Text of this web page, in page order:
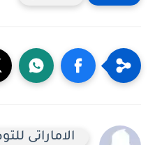
الاماراتى